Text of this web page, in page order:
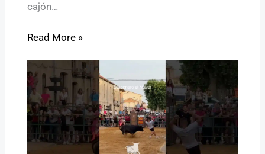
cajón…
Read More »